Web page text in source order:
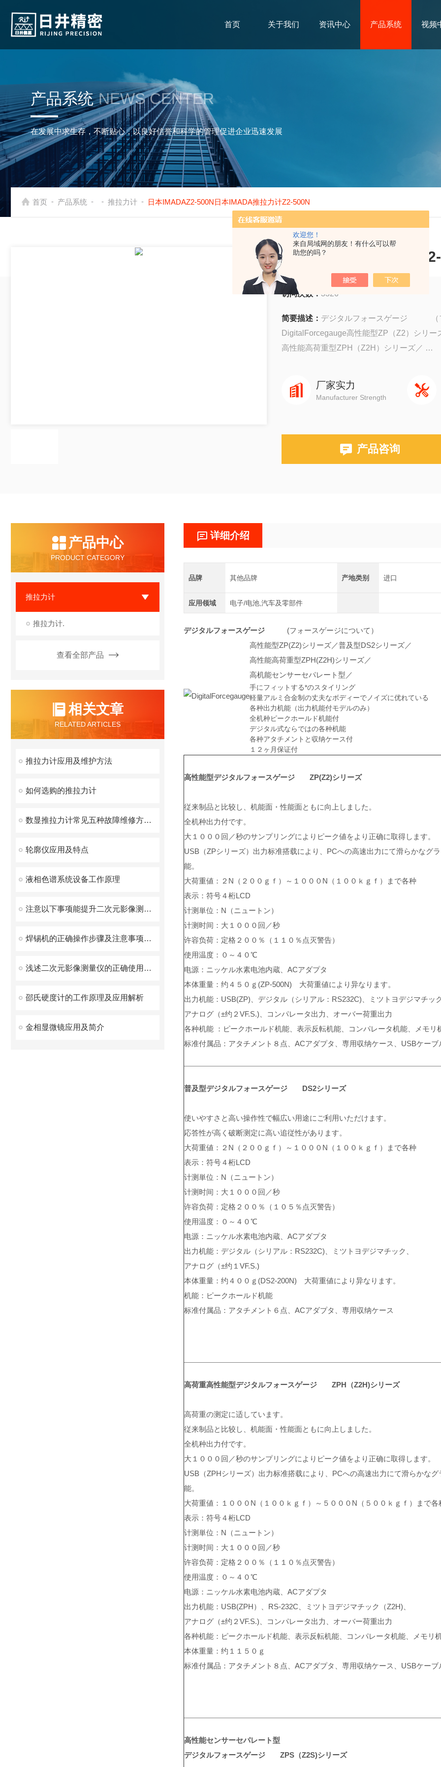
欢迎您！
来自局域网的朋友！有什么可以帮
助您的吗？
首页 关于我们 资讯中心 产品系统 视频
产品系统 NEWS CENTER
在发展中求生存，不断贴心，以良好信誉和科学的管理促进企业迅速发展
首页 - 产品系统 - - 推拉力计 - 日本IMADAZ2-500N日本IMADA推拉力计Z2-500N
日本IMADA推拉力计
访问次数： 3326
简要描述： デジタルフォースゲージ （
DigitalForcegauge高性能型ZP（Z2）シリ
高性能高荷重型ZPH（Z2H）シリーズ／
軽量アルミ合金制の丈夫なボディーでノイ
デジタル式ならではの各
厂家实力
Manufacturer Strength
产品咨询
产品中心
PRODUCT CATEGORY
推拉力计
推拉力计.
查看全部产品
相关文章
RELATED ARTICLES
推拉力计应用及维护方法
如何选购的推拉力计
数显推拉力计常见五种故障维修方法？
轮廓仪应用及特点
液相色谱系统设备工作原理
注意以下事项能提升二次元影像测量仪的检测精度
焊锡机的正确操作步骤及注意事项分享
浅述二次元影像测量仪的正确使用方法
邵氏硬度计的工作原理及应用解析
金相显微镜应用及简介
详细介绍
品牌 其他品牌 产地类别 进口
应用领域 电子/电池,汽车及零部件
デジタルフォースゲージ (フォースゲージについて）
高性能型ZP(Z2)シリーズ／普及型DS2シリーズ／
高性能高荷重型ZPH(Z2H)シリーズ／
高机能センサーセパレート型／
手にフィットする*のスタイリング
軽量アルミ合金制の丈夫なボディーでノイズに优れている
各种出力机能（出力机能付モデルのみ）
全机种ピークホールド机能付
デジタル式ならではの各种机能
各种アタチメントと収纳ケース付
１２ヶ月保证付
高性能型デジタルフォースゲージ ZP(Z2)シリーズ
従来制品と比较し、机能面・性能面ともに向上しました。
全机种出力付です。
大１０００回／秒のサンプリングによりピーク値をより正确に取得します。
USB（ZPシリーズ）出力标准搭载により、PCへの高速出力にて滑らかなグ
能。
大荷重値：２N（２００ｇｆ）～１０００N（１００ｋｇｆ）まで各种
表示：符号４桁LCD
计测単位：N（ニュートン）
计测时间：大１０００回／秒
许容负荷：定格２００％（１１０％点灭警告）
使用温度：０～４０℃
电源：ニッケル水素电池内蔵、ACアダプタ
本体重量：约４５０ｇ(ZP-500N) 大荷重値により异なります。
出力机能：USB(ZP)、デジタル（シリアル：RS232C)、ミツトヨデジマチッ
アナログ（±约２VF.S.)、コンパレータ出力、オーバー荷重出力
各种机能 ：ピークホールド机能、表示反転机能、コンパレータ机能、メモ
标准付属品：アタチメント８点、ACアダプタ、専用収纳ケース、USBケー
普及型デジタルフォースゲージ DS2シリーズ
使いやすさと高い操作性で幅広い用途にご利用いただけます。
応答性が高く破断测定に高い追従性があります。
大荷重値：２N（２００ｇｆ）～１０００N（１００ｋｇｆ）まで各种
表示：符号４桁LCD
计测単位：N（ニュートン）
计测时间：大１０００回／秒
许容负荷：定格２００％（１０５％点灭警告）
使用温度：０～４０℃
电源：ニッケル水素电池内蔵、ACアダプタ
出力机能：デジタル（シリアル：RS232C)、ミツトヨデジマチック、
アナログ（±约１VF.S.)
本体重量：约４００ｇ(DS2-200N) 大荷重値により异なります。
机能：ピークホールド机能
标准付属品：アタチメント６点、ACアダプタ、専用収纳ケース
高荷重高性能型デジタルフォースゲージ ZPH（Z2H)シリーズ
高荷重の测定に适しています。
従来制品と比较し、机能面・性能面ともに向上しました。
全机种出力付です。
大１０００回／秒のサンプリングによりピーク値をより正确に取得します。
USB（ZPHシリーズ）出力标准搭载により、PCへの高速出力にて滑らかな
能。
大荷重値：１０００N（１００ｋｇｆ）～５０００N（５００ｋｇｆ）まで
表示：符号４桁LCD
计测単位：N（ニュートン）
计测时间：大１０００回／秒
许容负荷：定格２００％（１１０％点灭警告）
使用温度：０～４０℃
电源：ニッケル水素电池内蔵、ACアダプタ
出力机能：USB(ZPH）、RS-232C、ミツトヨデジマチック（Z2H)、
アナログ（±约２VF.S.)、コンパレータ出力、オーバー荷重出力
各种机能：ピークホールド机能、表示反転机能、コンパレータ机能、メモリ
本体重量：约１１５０ｇ
标准付属品：アタチメント８点、ACアダプタ、専用収纳ケース、USBケー
高性能センサーセパレート型
デジタルフォースゲージ ZPS（Z2S)シリーズ